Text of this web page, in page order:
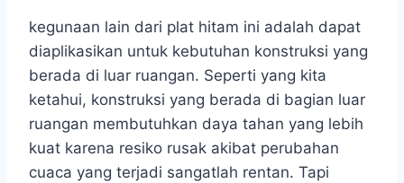
kegunaan lain dari plat hitam ini adalah dapat
diaplikasikan untuk kebutuhan konstruksi yang
berada di luar ruangan. Seperti yang kita
ketahui, konstruksi yang berada di bagian luar
ruangan membutuhkan daya tahan yang lebih
kuat karena resiko rusak akibat perubahan
cuaca yang terjadi sangatlah rentan. Tapi